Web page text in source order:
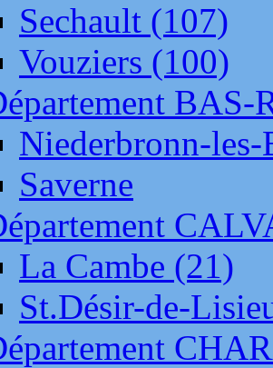
Sechault (107)
Vouziers (100)
BAS-
Niederbronn-
Saverne
La Cambe (21)
St.Désir-de-